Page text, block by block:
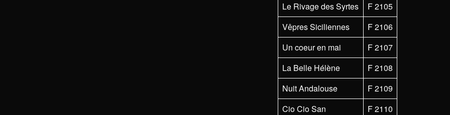
Le Rivage des Syrtes
F 2105
Vêpres Siciliennes
F 2106
Un coeur en mai
F 2107
La Belle Hélène
F 2108
Nuit Andalouse
F 2109
Cio Cio San
F 2110